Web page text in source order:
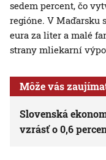
sedem percent, čo
regióne. V Maďarsku
eura za liter a malé
strany mliekarní
Môže vás
Slovenská
vzrásť o 0,6